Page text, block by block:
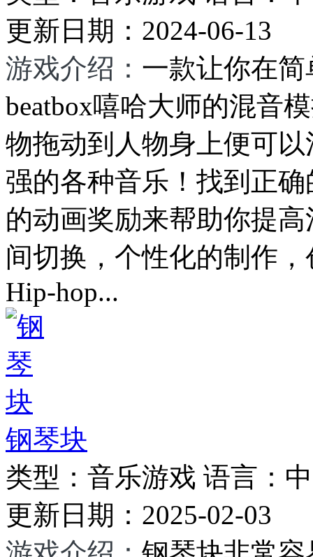
更新日期： 2024-06-13
游戏介绍： 一款让你在
beatbox嘻哈大师的混音
物拖动到人物身上便可
强的各种音乐！找到正
的动画奖励来帮助你提
间切换，个性化的制作
Hip-hop...
钢琴块
类型： 音乐游戏 语言：
更新日期： 2025-02-03